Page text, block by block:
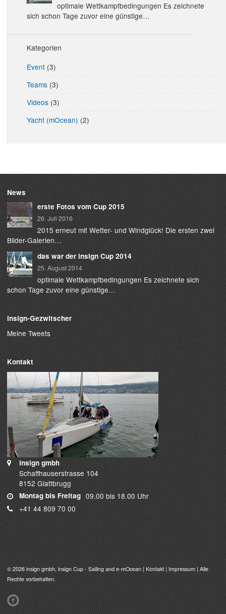
optimale Wettkampfbedingungen Es zeichnete
sich schon Tage zuvor eine günstige…
Kategorien
Event(3)
Teams(3)
Videos(3)
Yacht (mOcean) (2)
News
erste Fotos vom Cup 2015
26. Juli 2016
2015 erneut mit Wetter- und Windglück! Die ersten zwei
Bilder-Galerien…
das war der insign Cup 2014
25. August 2014
optimale Wettkampfbedingungen Es zeichnete sich
schon Tage zuvor eine günstige…
insign-Gezwitscher
Meine Tweets
Kontakt
insign gmbh
Schaffhauserstrasse 104
8152 Glattbrugg
Montag bis Freitag 09.00 bis 18.00 Uhr
+41 44 809 70 00
© 2026 insign gmbh, insign Cup - Sailing and e-mOcean | Kontakt | Impressum | Alle
Rechte vorbehalten.